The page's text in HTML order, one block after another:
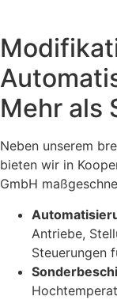
Mehr als
Neben unserem
bieten wir in
GmbH
Antriebe,
Steuerungen